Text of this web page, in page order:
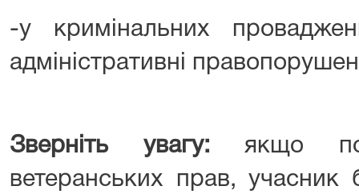
-у кримінальних
адміністративні
Зверніть увагу: якщо
ветеранських прав,